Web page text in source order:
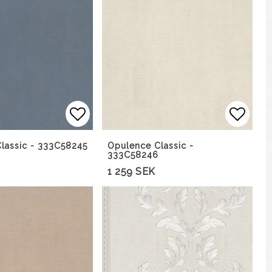
Lägg till i favoritlistan
- 333C58245
Opulence Classic -
333C58246
1 259 SEK